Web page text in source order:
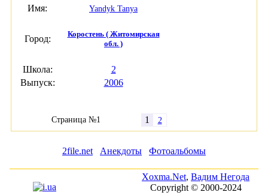
Имя: Yandyk Tanya
Город:
Коростень ( Житомирская
обл. )
Школа:
2
Выпуск:
2006
Страница №1 1 2
2file.net Анекдоты Фотоальбомы
Xoxma.Net, Вадим Негода
Copyright © 2000-2024